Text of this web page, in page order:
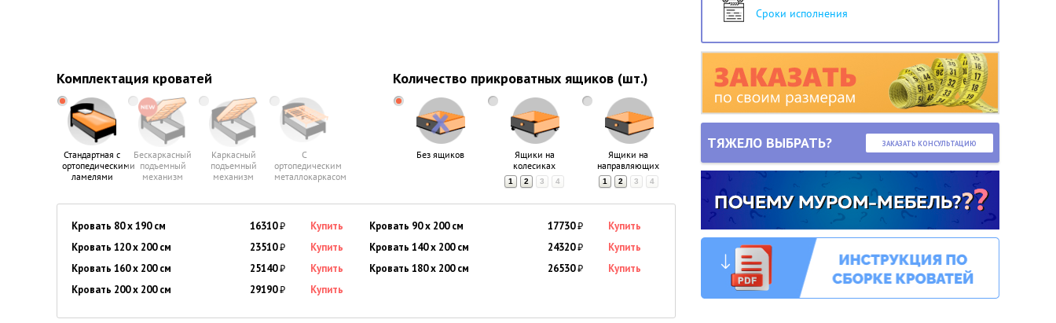
Сроки исполнения
ТЯЖЕЛО ВЫБРАТЬ? ЗАКАЗАТЬ КОНСУЛЬТАЦИЮ
Комплектация кроватей
Стандартная с
ортопедическими
ламелями
Бескаркасный
подъемный
механизм
Каркасный
подъемный
механизм
С
ортопедическим
металлокаркасом
Количество прикроватных ящиков (шт.)
Без ящиков
Ящики на
колесиках
1 2 3 4
Ящики на
направляющих
1 2 3 4
Кровать 80 x 190 см 16310₽ Купить Кровать 90 x 200 см 17730₽
Купить
Кровать 120 x 200 см
23510₽ Купить Кровать 140 x 200 см 24320₽
Купить
Кровать 160 x 200 см
25140₽ Купить Кровать 180 x 200 см 26530₽
Купить
Кровать 200 x 200 см
29190₽ Купить